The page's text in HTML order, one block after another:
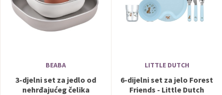
BEABA
3-djelni set za jedlo od
nehrđajućeg čelika
LITTLE DUTCH
6-dijelni set za jelo Forest
Friends - Little Dutch